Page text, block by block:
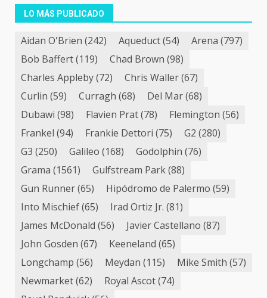
LO MÁS PUBLICADO
Aidan O'Brien (242) Aqueduct(54) Arena (797)
Bob Baffert(119) Chad Brown (98)
Charles Appleby(72) Chris Waller(67)
Curlin (59) Curragh (68) Del Mar(68)
Dubawi (98) Flavien Prat(78) Flemington (56)
Frankel (94) Frankie Dettori (75) G2 (280)
G3 (250) Galileo (168) Godolphin (76)
Grama (1561) Gulfstream Park(88)
Gun Runner(65) Hipódromo de Palermo (59)
Into Mischief(65) Irad Ortiz Jr. (81)
James McDonald (56) Javier Castellano (87)
John Gosden (67) Keeneland (65)
Longchamp (56) Meydan (115) Mike Smith (57)
Newmarket(62) Royal Ascot(74)